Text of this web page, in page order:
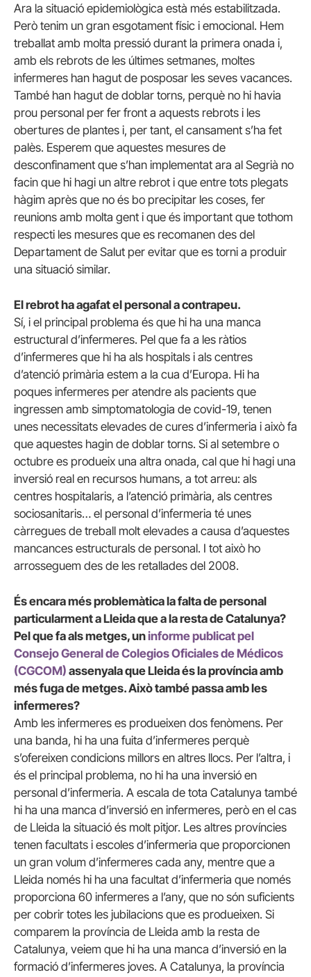
Ara la situació epidemiològica està més estabilitzada.
Però tenim un gran esgotament físic i emocional. Hem
treballat amb molta pressió durant la primera onada i,
amb els rebrots de les últimes setmanes, moltes
infermeres han hagut de posposar les seves vacances.
També han hagut de doblar torns, perquè no hi havia
prou personal per fer front a aquests rebrots i les
obertures de plantes i, per tant, el cansament s’ha fet
palès. Esperem que aquestes mesures de
desconfinament que s’han implementat ara al Segrià no
facin que hi hagi un altre rebrot i que entre tots plegats
hàgim après que no és bo precipitar les coses, fer
reunions amb molta gent i que és important que tothom
respecti les mesures que es recomanen des del
Departament de Salut per evitar que es torni a produir
una situació similar.
El rebrot ha agafat el personal a contrapeu.
Sí, i el principal problema és que hi ha una manca
estructural d’infermeres. Pel que fa a les ràtios
d’infermeres que hi ha als hospitals i als centres
d’atenció primària estem a la cua d’Europa. Hi ha
poques infermeres per atendre als pacients que
ingressen amb simptomatologia de covid-19, tenen
unes necessitats elevades de cures d’infermeria i això fa
que aquestes hagin de doblar torns. Si al setembre o
octubre es produeix una altra onada, cal que hi hagi una
inversió real en recursos humans, a tot arreu: als
centres hospitalaris, a l’atenció primària, als centres
sociosanitaris… el personal d’infermeria té unes
càrregues de treball molt elevades a causa d’aquestes
mancances estructurals de personal. I tot això ho
arrosseguem des de les retallades del 2008.
És encara més problemàtica la falta de personal
particularment a Lleida que a la resta de Catalunya?
Pel que fa als metges, uninforme publicat pel
Consejo General de Colegios Oficiales de Médicos
(CGCOM) assenyala que Lleida és la província amb
més fuga de metges. Això també passa amb les
infermeres?
Amb les infermeres es produeixen dos fenòmens. Per
una banda, hi ha una fuita d’infermeres perquè
s’ofereixen condicions millors en altres llocs. Per l’altra, i
és el principal problema, no hi ha una inversió en
personal d’infermeria. A escala de tota Catalunya també
hi ha una manca d’inversió en infermeres, però en el cas
de Lleida la situació és molt pitjor. Les altres províncies
tenen facultats i escoles d’infermeria que proporcionen
un gran volum d’infermeres cada any, mentre que a
Lleida només hi ha una facultat d’infermeria que només
proporciona 60 infermeres a l’any, que no són suficients
per cobrir totes les jubilacions que es produeixen. Si
comparem la província de Lleida amb la resta de
Catalunya, veiem que hi ha una manca d’inversió en la
formació d’infermeres joves. A Catalunya, la província